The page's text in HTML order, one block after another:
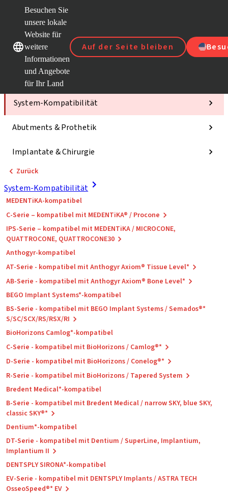
Besuchen Sie
unsere lokale
Website für
weitere
Informationen
und Angebote
für Ihr Land
Auf der Seite bleiben
Unsere MarkenUnsere Marken
Kategorien
System-Kompatibilität
Abutments & Prothetik
Implantate & Chirurgie
Zurück
System-Kompatibilität
MEDENTiKA-kompatibel
C-Serie – kompatibel mit MEDENTiKA® / Procone
IPS-Serie – kompatibel mit MEDENTiKA / MICROCONE,
QUATTROCONE, QUATTROCONE30
Anthogyr-kompatibel
AT-Serie - kompatibel mit Anthogyr Axiom® Tissue Level*
AB-Serie - kompatibel mit Anthogyr Axiom® Bone Level*
BEGO Implant Systems*-kompatibel
BS-Serie - kompatibel mit BEGO Implant Systems / Semados®*
S/SC/SCX/RS/RSX/RI
BioHorizons Camlog*-kompatibel
C-Serie - kompatibel mit BioHorizons / Camlog®*
D-Serie - kompatibel mit BioHorizons / Conelog®*
R-Serie - kompatibel mit BioHorizons / Tapered System
Bredent Medical*-kompatibel
B-Serie - kompatibel mit Bredent Medical / narrow SKY, blue SKY,
classic SKY®*
Dentium*-kompatibel
DT-Serie - kompatibel mit Dentium / SuperLine, Implantium,
Implantium II
DENTSPLY SIRONA*-kompatibel
EV-Serie - kompatibel mit DENTSPLY Implants / ASTRA TECH
OsseoSpeed®* EV